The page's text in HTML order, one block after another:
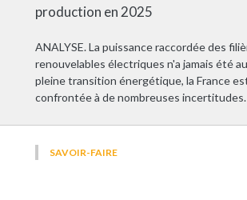
production en 2025
ANALYSE. La puissance raccordée des
renouvelables électriques n'a jamais été
pleine transition énergétique, la France
confrontée à de nombreuses incertitudes.
SAVOIR-FAIRE